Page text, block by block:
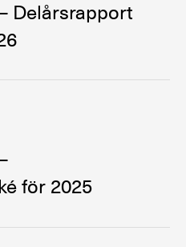
Delårsrapport
för 2025